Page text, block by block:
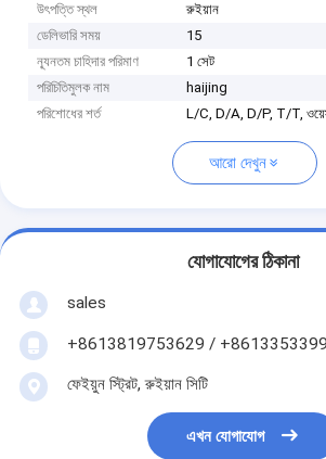
উৎপত্তি স্থল
রুইয়ান
ডেলিভারি সময়
15
ন্যূনতম চাহিদার পরিমাণ
1 সেট
পরিচিতিমুলক নাম
haijing
পরিশোধের শর্ত
L/C, D/A, D/P, T/T,
আরো দেখুন
যোগাযোগের ঠিকানা
sales
+8613819753629 /
ফেইয়ুন স্ট্রিট, রুইয়ান সিটি
এখন যোগাযোগ